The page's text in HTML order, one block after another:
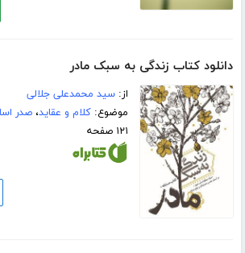
دانلود کتاب زندگی به سبک مادر
از:سید محمدعلی جلالی
موضوع:کلام و عقاید،صدر
۱۲۱ صفحه